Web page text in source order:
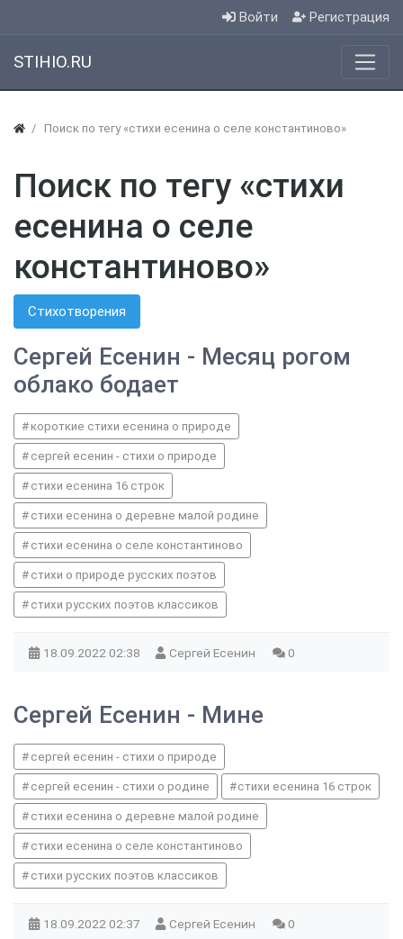
Войти Регистрация
STIHIO.RU
Поиск по тегу «стихи есенина о селе константиново»
Поиск по тегу «стихи
есенина о селе
константиново»
Стихотворения
Сергей Есенин - Месяц рогом
облако бодает
короткие стихи есенина о природе
сергей есенин - стихи о природе
стихи есенина 16 строк
стихи есенина о деревне малой родине
стихи есенина о селе константиново
стихи о природе русских поэтов
стихи русских поэтов классиков
18.09.2022 02:38 Сергей Есенин 0
Сергей Есенин - Мине
сергей есенин - стихи о природе
сергей есенин - стихи о родине стихи есенина 16 строк
стихи есенина о деревне малой родине
стихи есенина о селе константиново
стихи русских поэтов классиков
18.09.2022 02:37 Сергей Есенин 0